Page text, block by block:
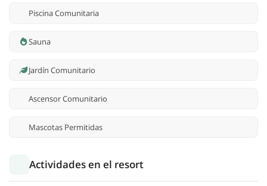
Piscina Comunitaria
Sauna
Jardín Comunitario
Ascensor Comunitario
Mascotas Permitidas
Actividades en el resort